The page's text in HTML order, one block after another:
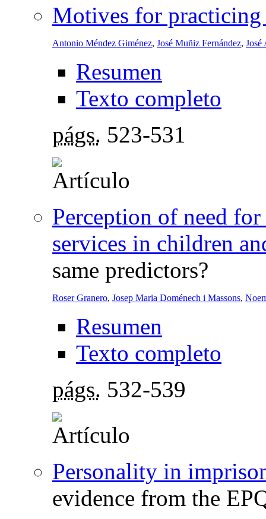
Motives for
Antonio Méndez Giménez, José Muñiz Fernández, José
Resumen
Texto completo
págs. 523-531
Perception of need
services in children
same predictors?
Roser Granero, Josep Maria Doménech i Massons,
Resumen
Texto completo
págs. 532-539
Personality in
evidence from the